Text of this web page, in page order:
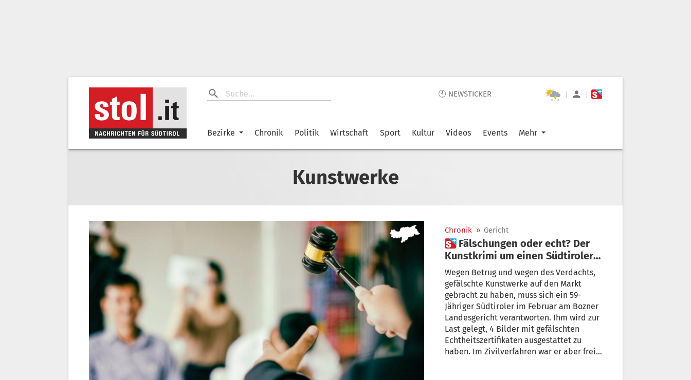
🕙 NEWSTICKER | |
Bezirke Chronik Politik Wirtschaft Sport Kultur Videos Events Mehr
Kunstwerke
Chronik » Gericht
 Fälschungen oder echt? Der
Kunstkrimi um einen Südtiroler
und 4 Bilder
Wegen Betrug und wegen des Verdachts,
gefälschte Kunstwerke auf den Markt
gebracht zu haben, muss sich ein 59-
Jähriger Südtiroler im Februar am Bozner
Landesgericht verantworten. Ihm wird zur
Last gelegt, 4 Bilder mit gefälschten
Echtheitszertifikaten ausgestattet zu
haben. Im Zivilverfahren war er aber frei